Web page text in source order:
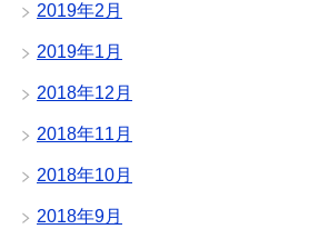
2019年2月
2019年1月
2018年12月
2018年11月
2018年10月
2018年9月